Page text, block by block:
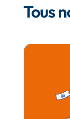
Tous